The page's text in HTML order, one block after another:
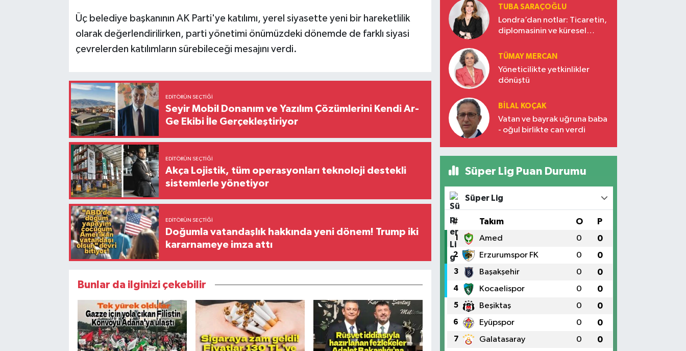
Üç belediye başkanının AK Parti'ye katılımı, yerel siyasette yeni bir hareketlilik
olarak değerlendirilirken, parti yönetimi önümüzdeki dönemde de farklı siyasi
çevrelerden katılımların sürebileceği mesajını verdi.
EDITÖRÜN SEÇTIĞI
Seyir Mobil Donanım ve Yazılım Çözümlerini Kendi Ar-
Ge Ekibi İle Gerçekleştiriyor
EDITÖRÜN SEÇTIĞI
Akça Lojistik, tüm operasyonları teknoloji destekli
sistemlerle yönetiyor
EDITÖRÜN SEÇTIĞI
Doğumla vatandaşlık hakkında yeni dönem! Trump iki
kararnameye imza attı
Bunlar da ilginizi çekebilir
TUBA SARAÇOĞLU
Londra’dan notlar: Ticaretin,
diplomasinin ve küresel
Türkiye’nin yükselen gücü
TÜMAY MERCAN
Yöneticilikte yetkinlikler
dönüştü
BILAL KOÇAK
Vatan ve bayrak uğruna baba
- oğul birlikte can verdi
Süper Lig Puan Durumu
Süper Lig
# Takım O P
1 Amed 0 0
2 Erzurumspor FK 0 0
3 Başakşehir 0 0
4 Kocaelispor 0 0
5 Beşiktaş 0 0
6 Eyüpspor 0 0
7 Galatasaray 0 0